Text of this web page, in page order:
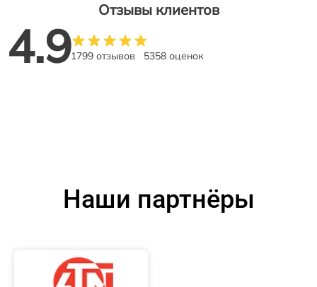
Отзывы клиентов
4.91799 отзывов 5358 оценок
Наши партнёры